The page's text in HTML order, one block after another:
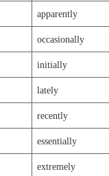
apparently
occasionally
initially
lately
recently
essentially
extremely